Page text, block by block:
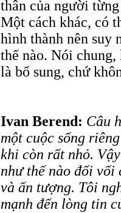
thân của người
Một cách khác, có
hình thành nên suy
thế nào. Nói
là bổ sung, chứ
Ivan Berend: Câu
một cuộc sống
khi còn rất nhỏ.
như thế nào đối vối
và ấn tượng. Tôi
mạnh đến lòng tin